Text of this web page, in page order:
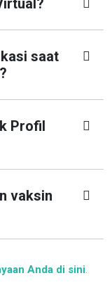
saat
Profil
vaksin
Anda di sini.